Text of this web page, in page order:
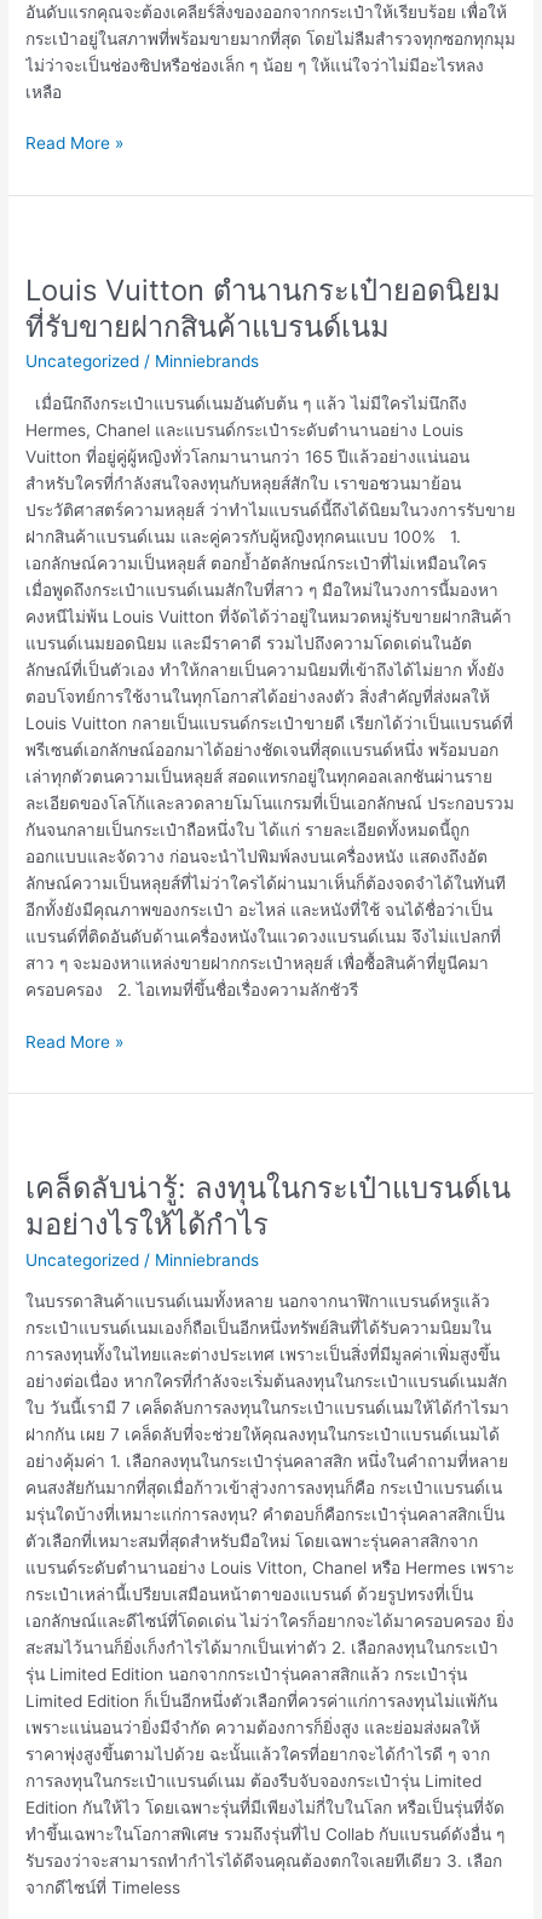
อันดับแรกคุณจะต้องเคลียร์สิ่งของออกจากกระเป๋าให้เรียบร้อย เพื่อให้
กระเป๋าอยู่ในสภาพที่พร้อมขายมากที่สุด โดยไม่ลืมสำรวจทุกซอกทุกมุม
ไม่ว่าจะเป็นช่องซิปหรือช่องเล็ก ๆ น้อย ๆ ให้แน่ใจว่าไม่มีอะไรหลง
เหลือ
Read More »
Louis Vuitton ตำนานกระเป๋ายอดนิยม
ที่รับขายฝากสินค้าแบรนด์เนม
Uncategorized / Minniebrands
เมื่อนึกถึงกระเป๋าแบรนด์เนมอันดับต้น ๆ แล้ว ไม่มีใครไม่นึกถึง
Hermes, Chanel และแบรนด์กระเป๋าระดับตำนานอย่าง Louis
Vuitton ที่อยู่คู่ผู้หญิงทั่วโลกมานานกว่า 165 ปีแล้วอย่างแน่นอน
สำหรับใครที่กำลังสนใจลงทุนกับหลุยส์สักใบ เราขอชวนมาย้อน
ประวัติศาสตร์ความหลุยส์ ว่าทำไมแบรนด์นี้ถึงได้นิยมในวงการรับขาย
ฝากสินค้าแบรนด์เนม และคู่ควรกับผู้หญิงทุกคนแบบ 100% 1.
เอกลักษณ์ความเป็นหลุยส์ ตอกย้ำอัตลักษณ์กระเป๋าที่ไม่เหมือนใคร
เมื่อพูดถึงกระเป๋าแบรนด์เนมสักใบที่สาว ๆ มือใหม่ในวงการนี้มองหา
คงหนีไม่พ้น Louis Vuitton ที่จัดได้ว่าอยู่ในหมวดหมู่รับขายฝากสินค้า
แบรนด์เนมยอดนิยม และมีราคาดี รวมไปถึงความโดดเด่นในอัต
ลักษณ์ที่เป็นตัวเอง ทำให้กลายเป็นความนิยมที่เข้าถึงได้ไม่ยาก ทั้งยัง
ตอบโจทย์การใช้งานในทุกโอกาสได้อย่างลงตัว สิ่งสำคัญที่ส่งผลให้
Louis Vuitton กลายเป็นแบรนด์กระเป๋าขายดี เรียกได้ว่าเป็นแบรนด์ที่
พรีเซนต์เอกลักษณ์ออกมาได้อย่างชัดเจนที่สุดแบรนด์หนึ่ง พร้อมบอก
เล่าทุกตัวตนความเป็นหลุยส์ สอดแทรกอยู่ในทุกคอลเลกชันผ่านราย
ละเอียดของโลโก้และลวดลายโมโนแกรมที่เป็นเอกลักษณ์ ประกอบรวม
กันจนกลายเป็นกระเป๋าถือหนึ่งใบ ได้แก่ รายละเอียดทั้งหมดนี้ถูก
ออกแบบและจัดวาง ก่อนจะนำไปพิมพ์ลงบนเครื่องหนัง แสดงถึงอัต
ลักษณ์ความเป็นหลุยส์ที่ไม่ว่าใครได้ผ่านมาเห็นก็ต้องจดจำได้ในทันที
อีกทั้งยังมีคุณภาพของกระเป๋า อะไหล่ และหนังที่ใช้ จนได้ชื่อว่าเป็น
แบรนด์ที่ติดอันดับด้านเครื่องหนังในแวดวงแบรนด์เนม จึงไม่แปลกที่
สาว ๆ จะมองหาแหล่งขายฝากกระเป๋าหลุยส์ เพื่อซื้อสินค้าที่ยูนีคมา
ครอบครอง 2. ไอเทมที่ขึ้นชื่อเรื่องความลักชัวรี
ตำนาน
กระเป๋า
ยอด
นิยม
ขาย
ฝาก
สินค้า
รนด์เนม
Read More »
เคล็ดลับน่ารู้: ลงทุนในกระเป๋าแบรนด์เน
มอย่างไรให้ได้กำไร
Uncategorized / Minniebrands
ในบรรดาสินค้าแบรนด์เนมทั้งหลาย นอกจากนาฬิกาแบรนด์หรูแล้ว
กระเป๋าแบรนด์เนมเองก็ถือเป็นอีกหนึ่งทรัพย์สินที่ได้รับความนิยมใน
การลงทุนทั้งในไทยและต่างประเทศ เพราะเป็นสิ่งที่มีมูลค่าเพิ่มสูงขึ้น
อย่างต่อเนื่อง หากใครที่กำลังจะเริ่มต้นลงทุนในกระเป๋าแบรนด์เนมสัก
ใบ วันนี้เรามี 7 เคล็ดลับการลงทุนในกระเป๋าแบรนด์เนมให้ได้กำไรมา
ฝากกัน เผย 7 เคล็ดลับที่จะช่วยให้คุณลงทุนในกระเป๋าแบรนด์เนมได้
อย่างคุ้มค่า 1. เลือกลงทุนในกระเป๋ารุ่นคลาสสิก หนึ่งในคำถามที่หลาย
คนสงสัยกันมากที่สุดเมื่อก้าวเข้าสู่วงการลงทุนก็คือ กระเป๋าแบรนด์เน
มรุ่นใดบ้างที่เหมาะแก่การลงทุน? คำตอบก็คือกระเป๋ารุ่นคลาสสิกเป็น
ตัวเลือกที่เหมาะสมที่สุดสำหรับมือใหม่ โดยเฉพาะรุ่นคลาสสิกจาก
แบรนด์ระดับตำนานอย่าง Louis Vitton, Chanel หรือ Hermes เพราะ
กระเป๋าเหล่านี้เปรียบเสมือนหน้าตาของแบรนด์ ด้วยรูปทรงที่เป็น
เอกลักษณ์และดีไซน์ที่โดดเด่น ไม่ว่าใครก็อยากจะได้มาครอบครอง ยิ่ง
สะสมไว้นานก็ยิ่งเก็งกำไรได้มากเป็นเท่าตัว 2. เลือกลงทุนในกระเป๋า
รุ่น Limited Edition นอกจากกระเป๋ารุ่นคลาสสิกแล้ว กระเป๋ารุ่น
Limited Edition ก็เป็นอีกหนึ่งตัวเลือกที่ควรค่าแก่การลงทุนไม่แพ้กัน
เพราะแน่นอนว่ายิ่งมีจำกัด ความต้องการก็ยิ่งสูง และย่อมส่งผลให้
ราคาพุ่งสูงขึ้นตามไปด้วย ฉะนั้นแล้วใครที่อยากจะได้กำไรดี ๆ จาก
การลงทุนในกระเป๋าแบรนด์เนม ต้องรีบจับจองกระเป๋ารุ่น Limited
Edition กันให้ไว โดยเฉพาะรุ่นที่มีเพียงไม่กี่ใบในโลก หรือเป็นรุ่นที่จัด
ทำขึ้นเฉพาะในโอกาสพิเศษ รวมถึงรุ่นที่ไป Collab กับแบรนด์ดังอื่น ๆ
รับรองว่าจะสามารถทำกำไรได้ดีจนคุณต้องตกใจเลยทีเดียว 3. เลือก
จากดีไซน์ที่ Timeless
น่า
ลงทุน
ใน
กระเป๋า
มอ
ย่าง
ไร
ให้
กำไร